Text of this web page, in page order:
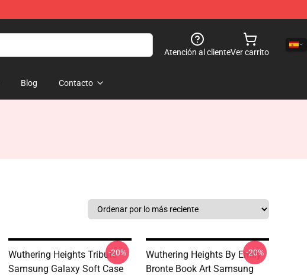
Atención al clienteVer carrito
Blog Contacto
Wuthering Heights Tribute
Samsung Galaxy Soft Case
-20%
Wuthering Heights By Emily
Bronte Book Art Samsung
-20%